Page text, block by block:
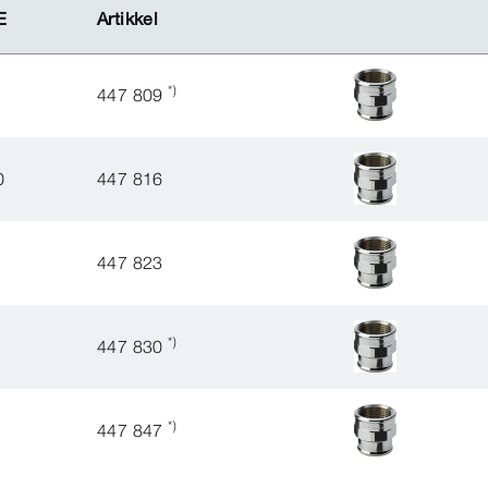
Artikkel
Artikkel
447 809*)
447 816
447 823
447 830*)
447 847*)